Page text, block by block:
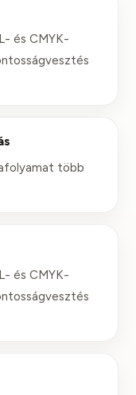
és CMYK-
több
és CMYK-